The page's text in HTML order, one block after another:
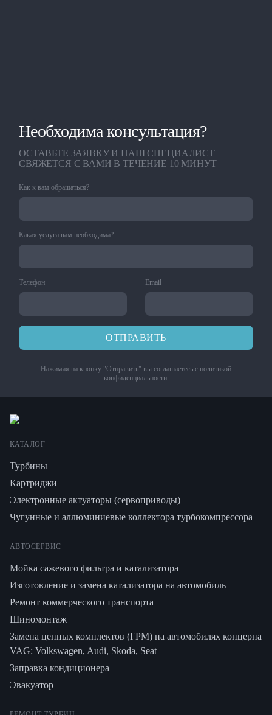
Необходима консультация?
ОСТАВЬТЕ ЗАЯВКУ И НАШ СПЕЦИАЛИСТ
СВЯЖЕТСЯ С ВАМИ В ТЕЧЕНИЕ 10 МИНУТ
Как к вам обращаться?
Какая услуга вам необходима?
Телефон Email
ОТПРАВИТЬ
Нажимая на кнопку "Отправить" вы соглашаетесь с политикой
конфиденциальности.
КАТАЛОГ
Турбины
Картриджи
Электронные актуаторы (сервоприводы)
Чугунные и аллюминиевые коллектора турбокомпрессора
АВТОСЕРВИС
Мойка сажевого фильтра и катализатора
Изготовление и замена катализатора на автомобиль
Ремонт коммерческого транспорта
Шиномонтаж
Замена цепных комплектов (ГРМ) на автомобилях концерна
VAG: Volkswagen, Audi, Skoda, Seat
Заправка кондиционера
Эвакуатор